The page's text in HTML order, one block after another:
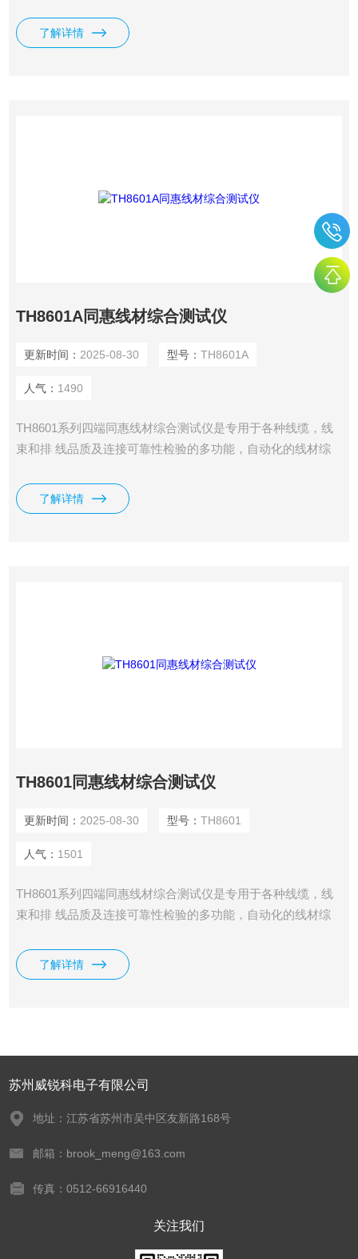
行采样技术，采样数据更快，支持Typec相关线材测试，提供
了整套测试方案，加入了元件 一键设定功能。内设一个独立
了解详情
TH8601A同惠线材综合测试仪
更新时间： 2025-08-30 型号： TH8601A
人气： 1490
TH8601系列四端同惠线材综合测试仪是专用于各种线缆，线
束和排 线品质及连接可靠性检验的多功能，自动化的线材综
源，测试项目涵盖了导通，被动元件（电感，电阻，电容，二
极管），交直流耐压，绝缘电阻各种高低压参数。本系统采用
了解详情
TH8601同惠线材综合测试仪
更新时间： 2025-08-30 型号： TH8601
人气： 1501
TH8601系列四端同惠线材综合测试仪是专用于各种线缆，线
束和排 线品质及连接可靠性检验的多功能，自动化的线材综
源，测试项目涵盖了导通，被动元件（电感，电阻，电容，二
极管），交直流耐压，绝缘电阻各种高低压参数。本系统采用
了解详情
苏州威锐科电子有限公司
地址：江苏省苏州市吴中区友新路168号
邮箱：brook_meng@163.com
传真：0512-66916440
关注我们